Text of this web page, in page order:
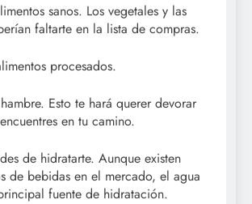
sanos. Los vegetales y las
faltarte en la lista de compras.
procesados.
Esto te hará querer devorar
en tu camino.
de hidratarte. Aunque existen
de bebidas en el mercado, el agua
fuente de hidratación.